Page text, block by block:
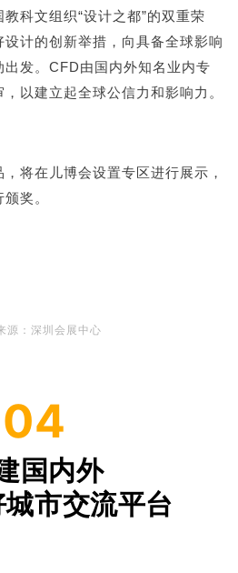
科文组织“设计之都”的双重荣
计的创新举措，向具备全球影响
发。CFD由国内外知名业内专
以建立起全球公信力和影响力。
在儿博会设置专区进行展示，
奖。
源：深圳会展中心
04
国内外
城市交流平台